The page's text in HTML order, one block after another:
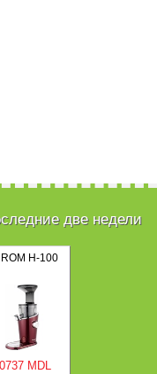
две недели
H-100
MDL